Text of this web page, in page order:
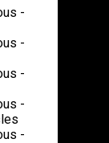
-
-
-
-
-